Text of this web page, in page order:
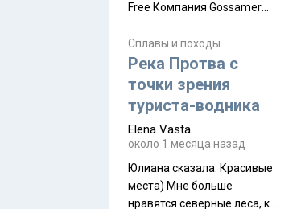
Free Компания Gossamer
туристическую палатку The
Free, которая стала первой
ультралегкой моделью в
ассортименте
производителя. Новинка
получила двухслойную
конструкцию с отдельным
внешним тентом и сетчатой
внутренней палаткой, а ее
Сплавы и походы
Река Протва с
точки зрения
туриста-водника
Elena Vasta
около 1 месяца назад
Юлиана сказалa: Красивые
места) Мне больше
нравятся северные леса, как